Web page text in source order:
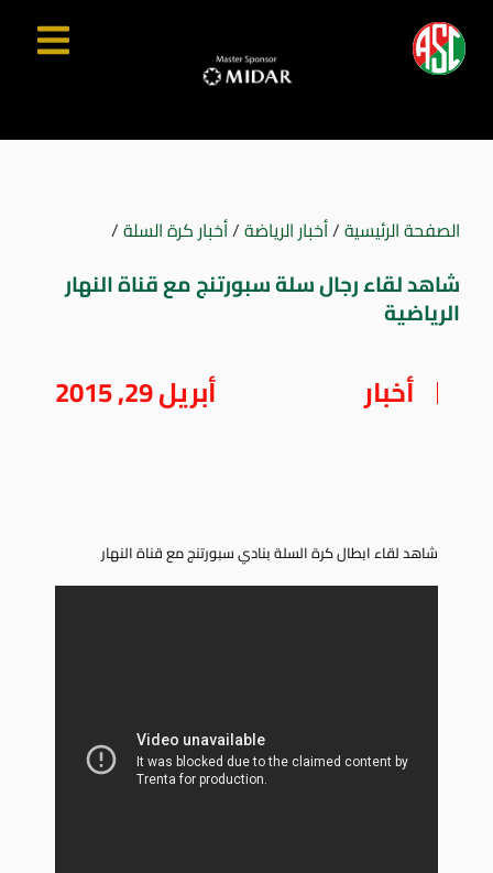
الصفحة الرئيسية/أخبار الرياضة/أخبار كرة السلة/
شاهد لقاء رجال سلة سبورتنج مع قناة النهار
الرياضية
أخبار أبريل 29, 2015
شاهد لقاء ابطال كرة السلة بنادي سبورتنج مع قناة النهار